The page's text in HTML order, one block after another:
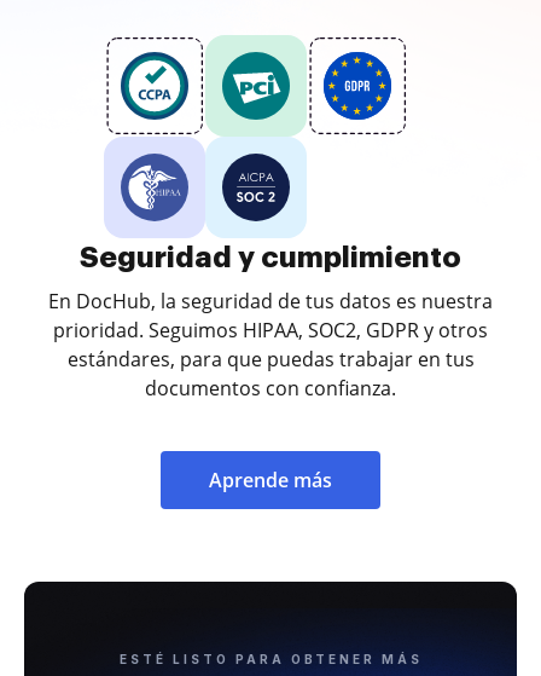
Seguridad y cumplimiento
En DocHub, la seguridad de tus datos es nuestra
prioridad. Seguimos HIPAA, SOC2, GDPR y otros
estándares, para que puedas trabajar en tus
documentos con confianza.
Aprende más
ESTÉ LISTO PARA OBTENER MÁS